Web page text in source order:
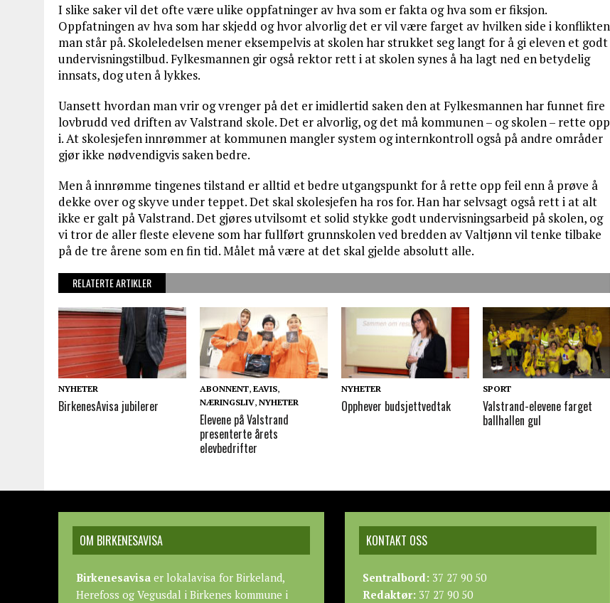
I slike saker vil det ofte være ulike oppfatninger av hva som er fakta og hva som er fiksjon.
Oppfatningen av hva som har skjedd og hvor alvorlig det er vil være farget av hvilken side i konflikten
man står på. Skoleledelsen mener eksempelvis at skolen har strukket seg langt for å gi eleven et godt
undervisningstilbud. Fylkesmannen gir også rektor rett i at skolen synes å ha lagt ned en betydelig
innsats, dog uten å lykkes.
Uansett hvordan man vrir og vrenger på det er imidlertid saken den at Fylkesmannen har funnet fire
lovbrudd ved driften av Valstrand skole. Det er alvorlig, og det må kommunen – og skolen – rette opp
i. At skolesjefen innrømmer at kommunen mangler system og internkontroll også på andre områder
gjør ikke nødvendigvis saken bedre.
Men å innrømme tingenes tilstand er alltid et bedre utgangspunkt for å rette opp feil enn å prøve å
dekke over og skyve under teppet. Det skal skolesjefen ha ros for. Han har selvsagt også rett i at alt
ikke er galt på Valstrand. Det gjøres utvilsomt et solid stykke godt undervisningsarbeid på skolen, og
vi tror de aller fleste elevene som har fullført grunnskolen ved bredden av Valtjønn vil tenke tilbake
på de tre årene som en fin tid. Målet må være at det skal gjelde absolutt alle.
RELATERTE ARTIKLER
NYHETER
BirkenesAvisa jubilerer
ABONNENT,EAVIS,
NÆRINGSLIV,NYHETER
Elevene på Valstrand
presenterte årets
elevbedrifter
NYHETER
Opphever budsjettvedtak
SPORT
Valstrand-elevene farget
ballhallen gul
OM BIRKENESAVISA
Birkenesavisa er lokalavisa for Birkeland,
Herefoss og Vegusdal i Birkenes kommune i
KONTAKT OSS
Sentralbord: 37 27 90 50
Redaktør: 37 27 90 50